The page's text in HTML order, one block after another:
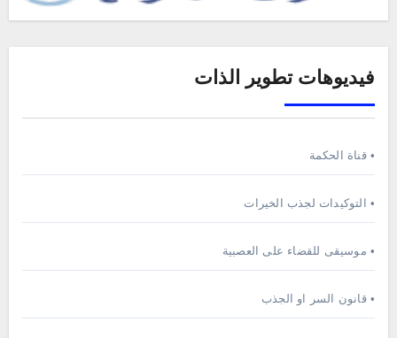
فيديوهات تطوير الذات
• قناة الحكمة
• التوكيدات لجذب الخيرات
• موسيقى للقضاء على العصبية
• قانون السر او الجذب